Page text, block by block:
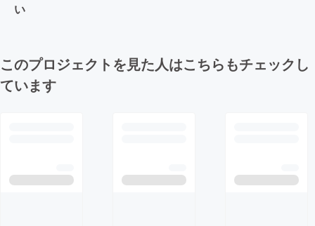
い
このプロジェクトを見た人はこちらもチェックし
ています